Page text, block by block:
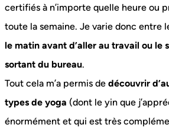
certifiés à n’importe quelle heure ou
toute la semaine. Je varie donc entre
le matin avant d’aller au travail ou le
sortant du bureau.
Tout cela m’a permis de découvrir
types de yoga (dont le yin que
énormément et qui est très